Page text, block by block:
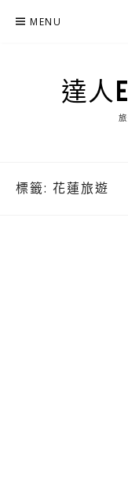
MENU
達人
標籤: 花蓮旅遊